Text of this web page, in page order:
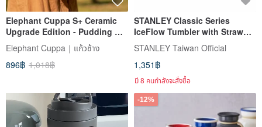
Elephant Cuppa S+ Ceramic
Upgrade Edition - Pudding Au
Lait
Elephant Cuppa｜แก้วช้าง
896฿ 1,018฿
STANLEY Classic Series
IceFlow Tumbler with Straw
2.0, 0.59L / Steel Grey
STANLEY Taiwan Official
1,351฿
มี 8 คนกำลังจะสั่งซื้อ
-12%